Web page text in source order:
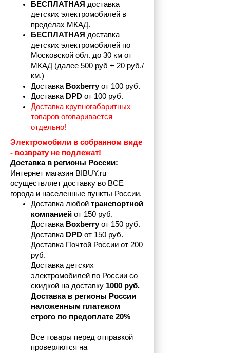
БЕСПЛАТНАЯ доставка
детских электромобилей в
пределах МКАД.
БЕСПЛАТНАЯ доставка
детских электромобилей по
Московской обл. до 30 км от
МКАД (далее 500 руб + 20 руб./
км.)
Доставка Boxberry от 100 руб.
Доставка DPD от 100 руб.
Доставка крупногабаритных
товаров оговаривается
отдельно!
Электромобили в собранном виде
- возврату не подлежат!
Доставка в регионы России:
Интернет магазин BIBUY.ru
осуществляет доставку во ВСЕ
города и населенные пункты России.
Доставка любой транспортной
компанией от 150 руб.
Доставка Boxberry от 150 руб.
Доставка DPD от 150 руб.
Доставка Почтой России от 200
руб.
Доставка детских
электромобилей по России со
скидкой на доставку 1000 руб.
Доставка в регионы России
наложенным платежом
строго по предоплате 20%
Все товары перед отправкой
проверяются на